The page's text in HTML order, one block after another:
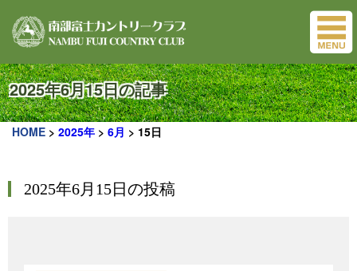
2025年6月15日の記事
HOME > 2025年 > 6月 > 15日
2025年6月15日の投稿